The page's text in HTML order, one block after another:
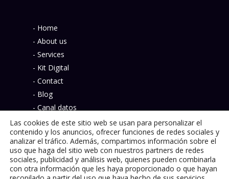
- Home
- About us
- Services
- Kit Digital
- Contact
- Blog
- Canal datos
- Política de privacidad
© 2026 Nivoria.
Las cookies de este sitio web se usan para personalizar el
contenido y los anuncios, ofrecer funciones de redes sociales y
analizar el tráfico. Además, compartimos información sobre el
uso que haga del sitio web con nuestros partners de redes
sociales, publicidad y análisis web, quienes pueden combinarla
con otra información que les haya proporcionado o que hayan